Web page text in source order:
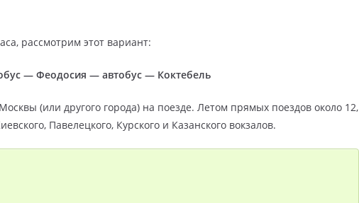
рассмотрим этот вариант:
— Феодосия — автобус — Коктебель
(или другого города) на поезде. Летом прямых поездов около 12,
Павелецкого, Курского и Казанского вокзалов.